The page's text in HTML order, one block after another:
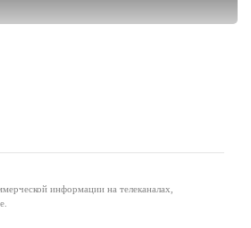
информации на телеканалах,